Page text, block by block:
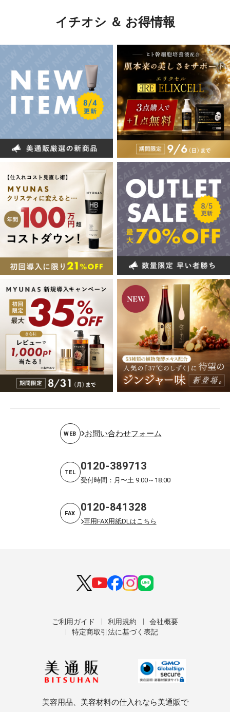
イチオシ ＆ お得情報
WEB お問い合わせフォーム
TEL 0120-389713
受付時間：月〜土 9:00～18:00
FAX 0120-841328
専用FAX用紙DLはこちら
ご利用ガイド 利用規約
会社概要
特定商取引法に基づく表記
美容用品、美容材料の仕入れなら美通販で